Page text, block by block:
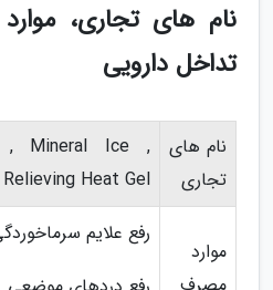
نام های تجاری،
تداخل دارویی
نام های
تجاری
, Mineral Ice ,
Heat Gel
موارد
رفع علایم